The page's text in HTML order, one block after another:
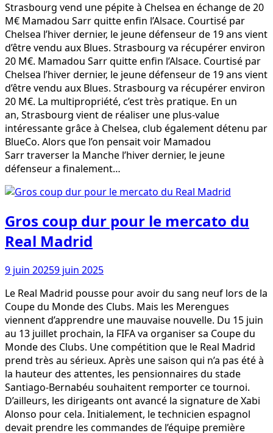
Strasbourg vend une pépite à Chelsea en échange de 20
M€ Mamadou Sarr quitte enfin l’Alsace. Courtisé par
Chelsea l’hiver dernier, le jeune défenseur de 19 ans vient
d’être vendu aux Blues. Strasbourg va récupérer environ
20 M€. Mamadou Sarr quitte enfin l’Alsace. Courtisé par
Chelsea l’hiver dernier, le jeune défenseur de 19 ans vient
d’être vendu aux Blues. Strasbourg va récupérer environ
20 M€. La multipropriété, c’est très pratique. En un
an, Strasbourg vient de réaliser une plus-value
intéressante grâce à Chelsea, club également détenu par
BlueCo. Alors que l’on pensait voir Mamadou
Sarr traverser la Manche l’hiver dernier, le jeune
défenseur a finalement…
Gros coup dur pour le mercato du
Real Madrid
9 juin 20259 juin 2025
Le Real Madrid pousse pour avoir du sang neuf lors de la
Coupe du Monde des Clubs. Mais les Merengues
viennent d’apprendre une mauvaise nouvelle. Du 15 juin
au 13 juillet prochain, la FIFA va organiser sa Coupe du
Monde des Clubs. Une compétition que le Real Madrid
prend très au sérieux. Après une saison qui n’a pas été à
la hauteur des attentes, les pensionnaires du stade
Santiago-Bernabéu souhaitent remporter ce tournoi.
D’ailleurs, les dirigeants ont avancé la signature de Xabi
Alonso pour cela. Initialement, le technicien espagnol
devait prendre les commandes de l’équipe première